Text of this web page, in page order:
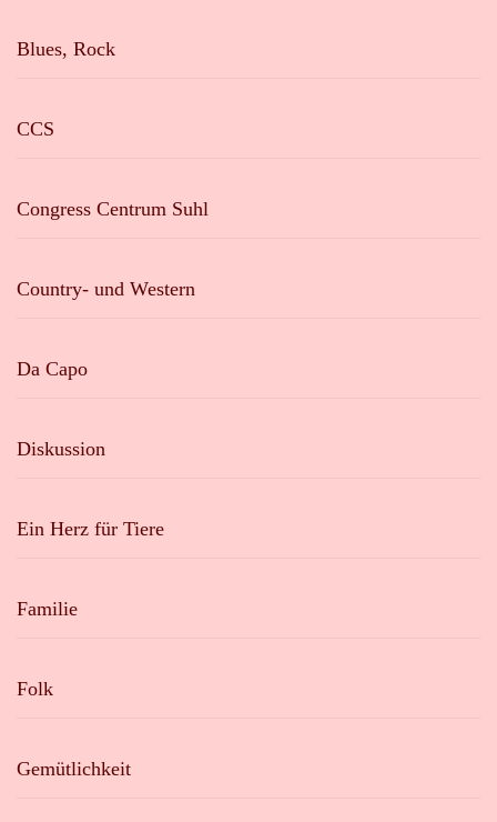
Blues, Rock
CCS
Congress Centrum Suhl
Country- und Western
Da Capo
Diskussion
Ein Herz für Tiere
Familie
Folk
Gemütlichkeit